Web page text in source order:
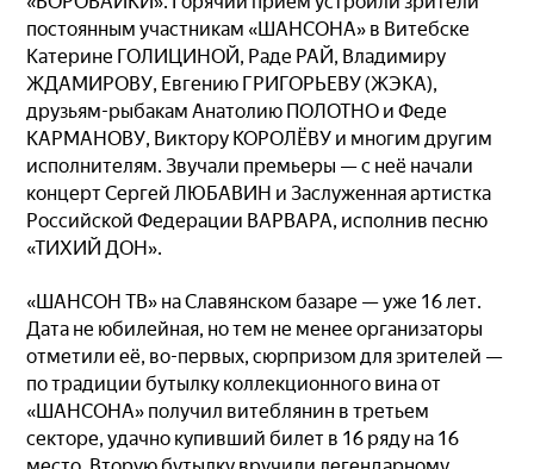
постоянным участникам «ШАНСОНА» в Витебске
Катерине ГОЛИЦИНОЙ, Раде РАЙ, Владимиру
ЖДАМИРОВУ, Евгению ГРИГОРЬЕВУ (ЖЭКА),
друзьям-рыбакам Анатолию ПОЛОТНО и Феде
КАРМАНОВУ, Виктору КОРОЛЁВУ и многим другим
исполнителям. Звучали премьеры — с неё начали
концерт Сергей ЛЮБАВИН и Заслуженная артистка
Российской Федерации ВАРВАРА, исполнив песню
«ТИХИЙ ДОН».
«ШАНСОН ТВ» на Славянском базаре — уже 16 лет.
Дата не юбилейная, но тем не менее организаторы
отметили её, во-первых, сюрпризом для зрителей —
по традиции бутылку коллекционного вина от
«ШАНСОНА» получил витеблянин в третьем
секторе, удачно купивший билет в 16 ряду на 16